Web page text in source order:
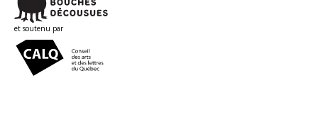
et soutenu par